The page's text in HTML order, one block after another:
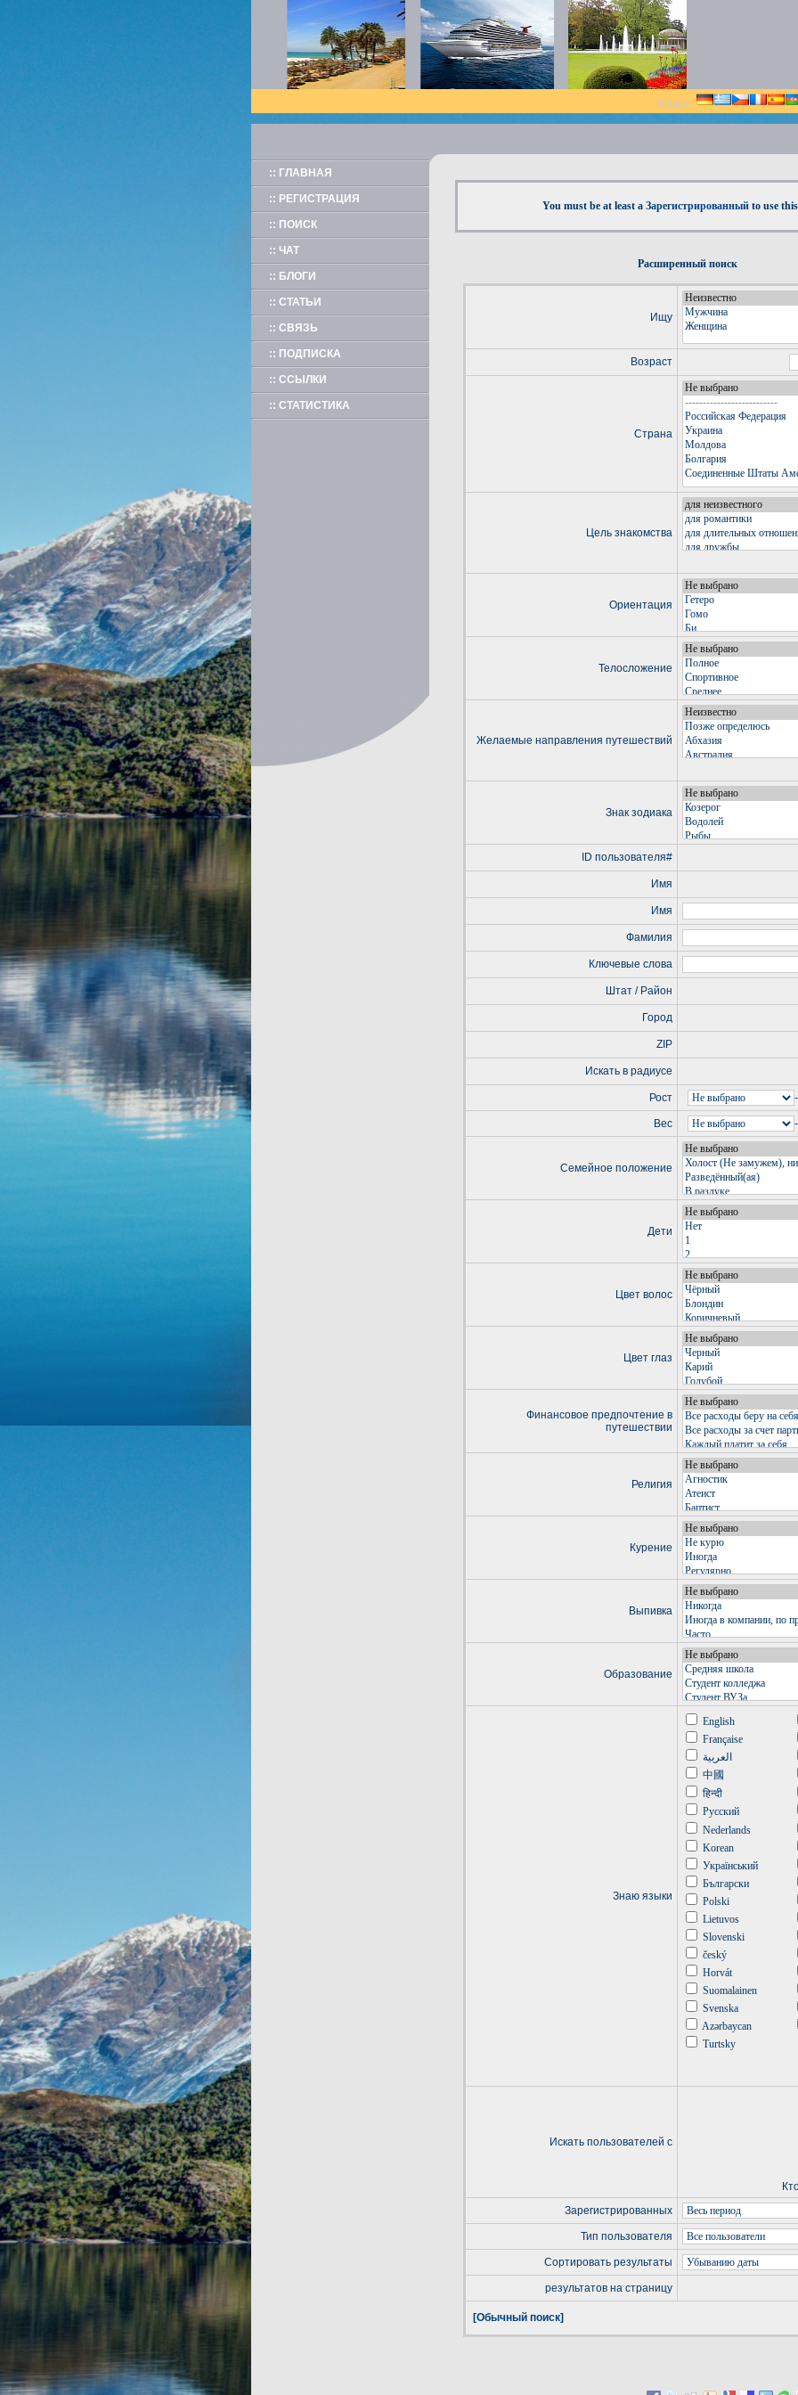
Языки :
:: ГЛАВНАЯ
:: РЕГИСТРАЦИЯ
:: ПОИСК
:: ЧАТ
:: БЛОГИ
:: СТАТЬИ
:: СВЯЗЬ
:: ПОДПИСКА
:: ССЫЛКИ
:: СТАТИСТИКА
You must be at least a Зарегистрированный to use
Расширенный поиск
Ищу
Возраст
Страна
Цель знакомства
Ориентация
Телосложение
Желаемые направления путешествий
Знак зодиака
ID пользователя#
Имя
Имя
Фамилия
Ключевые слова
Штат / Район
Город
ZIP
Искать в радиусе
Рост -
Вес -
Семейное положение
Дети
Цвет волос
Цвет глаз
Финансовое предпочтение в
путешествии
Религия
Курение
Выпивка
Образование
Знаю языки
English
Française
العربية
中國
हिन्दी
Русский
Nederlands
Korean
Український
Български
Polski
Lietuvos
Slovenski
český
Horvát
Suomalainen
Svenska
Azərbaycan
Turtsky
Искать пользователей с
Зарегистрированных
Тип пользователя
Сортировать результаты
результатов на страницу
[Обычный поиск]